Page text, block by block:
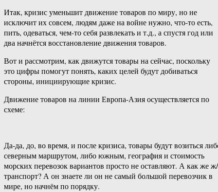
Итак, кризис уменьшит движение товаров по миру, но не
исключит их совсем, людям даже на войне нужно, что-то есть,
пить, одеваться, чем-то себя развлекать и т.д., а спустя год или
два начнётся восстановление движения товаров.
Вот и рассмотрим, как движутся товары на сейчас, поскольку
это цифры помогут понять, каких целей будут добиваться
стороны, инициирующие кризис.
Движение товаров на линии Европа-Азия осуществляется по
схеме:
Да-да, до, во время, и после кризиса, товары будут возиться
северным маршрутом, либо южным, география и стоимость
морских перевозок вариантов просто не оставляют. А как же
транспорт? А он знаете ли он не самый большой перевозчик в
мире, но начнём по порядку.